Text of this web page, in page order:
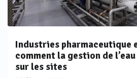
Industries pharmaceutique
comment la gestion de
sur les sites